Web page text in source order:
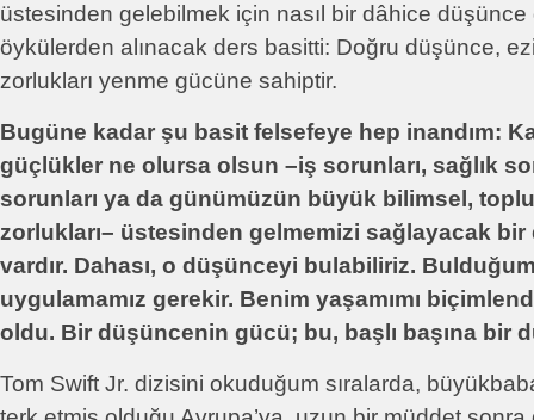
üstesinden gelebilmek için nasıl bir dâhice
öykülerden alınacak ders basitti: Doğru düşünce,
zorlukları yenme gücüne sahiptir.
Bugüne kadar şu basit felsefeye hep inandım:
güçlükler ne olursa olsun –iş sorunları, sağlık
sorunları ya da günümüzün büyük bilimsel,
zorlukları– üstesinden gelmemizi sağlayacak
vardır. Dahası, o düşünceyi bulabiliriz.
uygulamamız gerekir. Benim yaşamımı
oldu. Bir düşüncenin gücü; bu, başlı başına bir
Tom Swift Jr. dizisini okuduğum sıralarda,